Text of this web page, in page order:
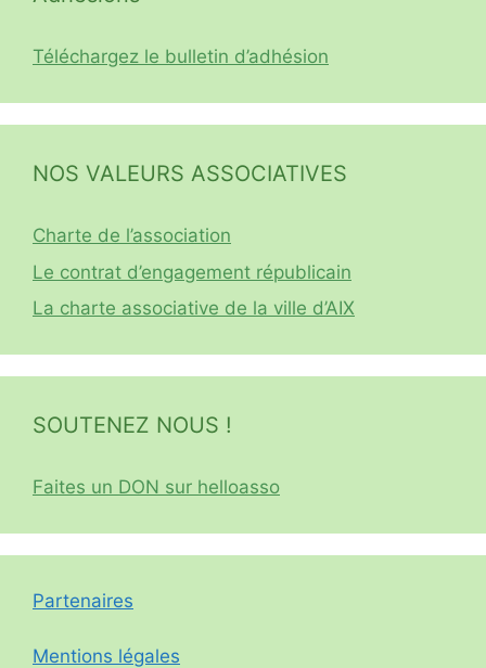
Téléchargez le bulletin d’adhésion
NOS VALEURS ASSOCIATIVES
Charte de l’association
Le contrat d’engagement républicain
La charte associative de la ville d’AIX
SOUTENEZ NOUS !
Faites un DON sur helloasso
Partenaires
Mentions légales